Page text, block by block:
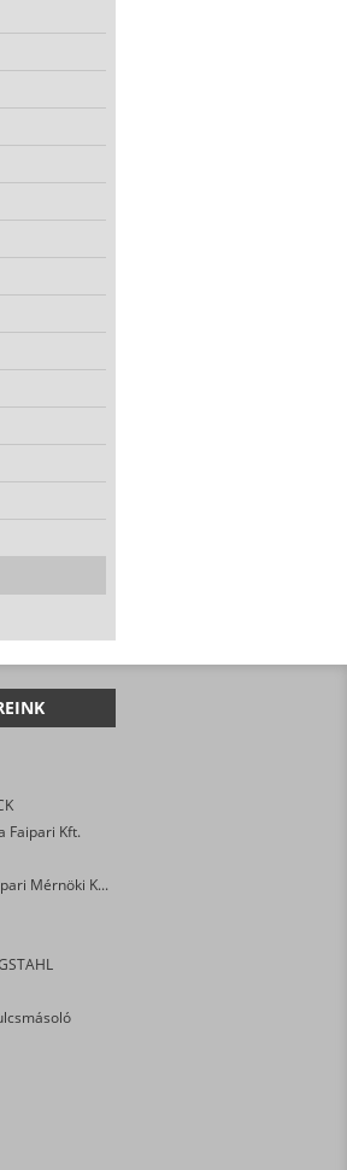
Faipari Kft.
NYME - Faipari Mérnöki Kar